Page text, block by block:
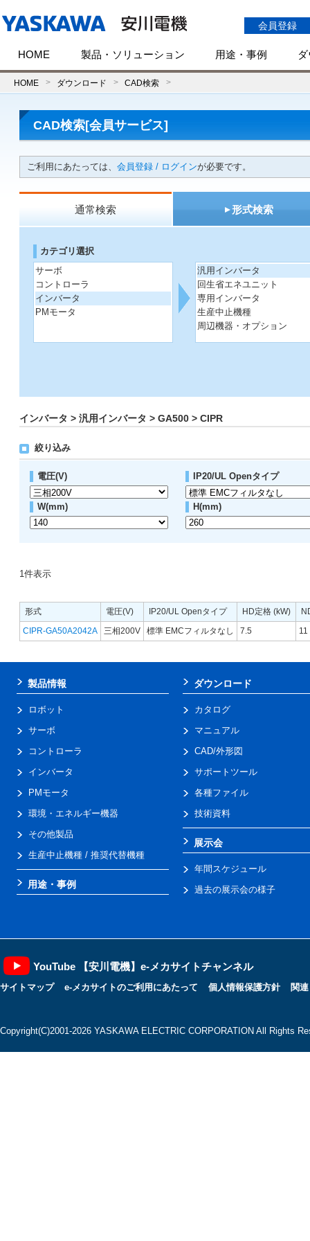
会員登録
HOME 製品・ソリューション 用途・事例
HOME ダウンロード CAD検索
CAD検索[会員サービス]
ご利用にあたっては、 会員登録 / ログインが必要です。
通常検索 形式検索
カテゴリ選択
サーボ
コントローラ
インバータ
PMモータ
汎用インバータ
回生省エネユニット
専用インバータ
生産中止機種
周辺機器・オプション
インバータ > 汎用インバータ > GA500 > CIPR
絞り込み
電圧(V) IP20/UL Openタイプ
W(mm) H(mm)
1件表示
形式 電圧(V) IP20/UL Openタイプ HD定格 (kW)
CIPR-GA50A2042A
三相200V 標準 EMCフィルタなし 7.5 11
製品情報
ロボット
サーボ
コントローラ
インバータ
PMモータ
環境・エネルギー機器
その他製品
生産中止機種 / 推奨代替機種
用途・事例
ダウンロード
カタログ
マニュアル
CAD/外形図
サポートツール
各種ファイル
技術資料
展示会
年間スケジュール
過去の展示会の様子
YouTube 【安川電機】e-メカサイトチャンネル
サイトマップ e-メカサイトのご利用にあたって 個人情報保護方針 関
Copyright(C)2001‐2026 YASKAWA ELECTRIC CORPORATION All Rights